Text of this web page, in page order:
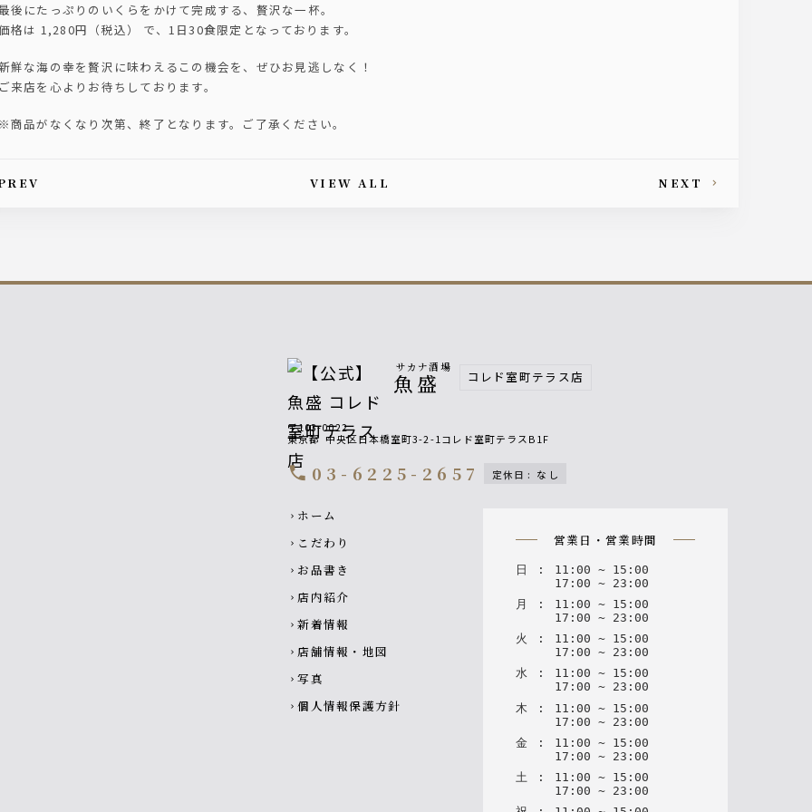
後にたっぷりのいくらをかけて完成する、贅沢な一杯。
格は 1,280円（税込） で、1日30食限定となっております。
鮮な海の幸を贅沢に味わえるこの機会を、ぜひお見逃しなく！
来店を心よりお待ちしております。
商品がなくなり次第、終了となります。ご了承ください。
article's paging VIEW ALL NEXT
サカナ酒場
魚盛 コレド室町テラス店
〒103-0022
東京都 中央区日本橋室町3-2-1コレド室町テラスB1F
call 03-6225-2657 定休日 : なし
Footer navigation
chevron_right ホーム
chevron_right こだわり
chevron_right お品書き
chevron_right 店内紹介
chevron_right 新着情報
chevron_right 店舗情報・地図
chevron_right 写真
chevron_right 個人情報保護方針
営業日・営業時間
日 : 11 : 00 ~ 15 : 00
17 : 00 ~ 23 : 00
月
: 11 : 00 ~ 15 : 00
17 : 00 ~ 23 : 00
火
: 11 : 00 ~ 15 : 00
17 : 00 ~ 23 : 00
水 : 11 : 00 ~ 15 : 00
17 : 00 ~ 23 : 00
木
: 11 : 00 ~ 15 : 00
17 : 00 ~ 23 : 00
金
: 11 : 00 ~ 15 : 00
17 : 00 ~ 23 : 00
土
: 11 : 00 ~ 15 : 00
17 : 00 ~ 23 : 00